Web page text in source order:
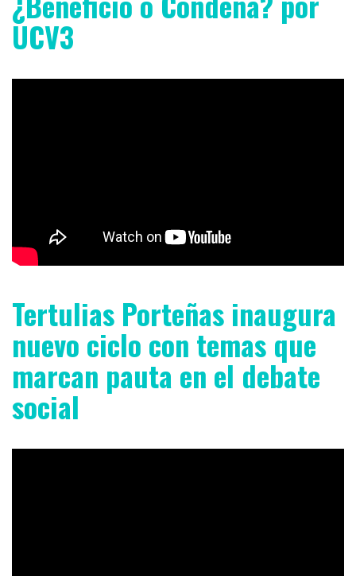
UCV3
Tertulias Porteñas inaugura
nuevo ciclo con temas que
marcan pauta en el debate
social